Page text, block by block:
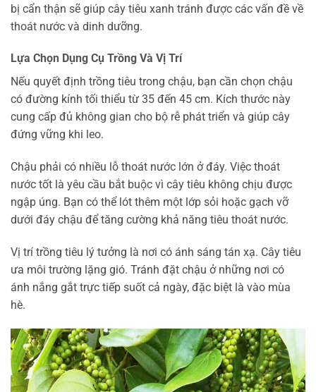
bị cẩn thận sẽ giúp cây tiêu xanh tránh được các vấn đề về
thoát nước và dinh dưỡng.
Lựa Chọn Dụng Cụ Trồng Và Vị Trí
Nếu quyết định trồng tiêu trong chậu, bạn cần chọn chậu
có đường kính tối thiểu từ 35 đến 45 cm. Kích thước này
cung cấp đủ không gian cho bộ rễ phát triển và giúp cây
đứng vững khi leo.
Chậu phải có nhiều lỗ thoát nước lớn ở đáy. Việc thoát
nước tốt là yêu cầu bắt buộc vì cây tiêu không chịu được
ngập úng. Bạn có thể lót thêm một lớp sỏi hoặc gạch vỡ
dưới đáy chậu để tăng cường khả năng tiêu thoát nước.
Vị trí trồng tiêu lý tưởng là nơi có ánh sáng tán xạ. Cây tiêu
ưa môi trường lặng gió. Tránh đặt chậu ở những nơi có
ánh nắng gắt trực tiếp suốt cả ngày, đặc biệt là vào mùa
hè.